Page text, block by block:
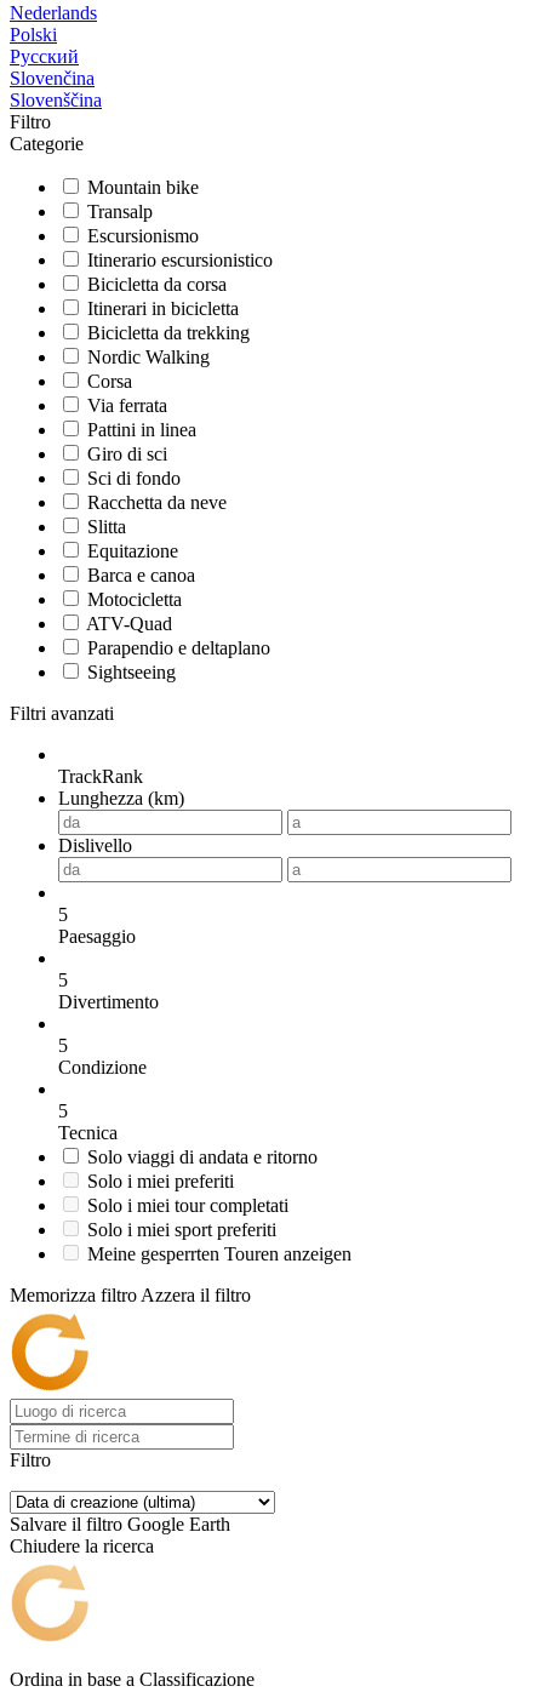
Nederlands
Polski
Русский
Slovenčina
Slovenščina
Filtro
Categorie
Mountain bike
Transalp
Escursionismo
Itinerario escursionistico
Bicicletta da corsa
Itinerari in bicicletta
Bicicletta da trekking
Nordic Walking
Corsa
Via ferrata
Pattini in linea
Giro di sci
Sci di fondo
Racchetta da neve
Slitta
Equitazione
Barca e canoa
Motocicletta
ATV-Quad
Parapendio e deltaplano
Sightseeing
Filtri avanzati
TrackRank
Lunghezza (km)
Dislivello
5
Paesaggio
5
Divertimento
5
Condizione
5
Tecnica
Solo viaggi di andata e ritorno
Solo i miei preferiti
Solo i miei tour completati
Solo i miei sport preferiti
Meine gesperrten Touren anzeigen
Memorizza filtro Azzera il filtro
Filtro
Salvare il filtro Google Earth
Chiudere la ricerca
Ordina in base a Classificazione